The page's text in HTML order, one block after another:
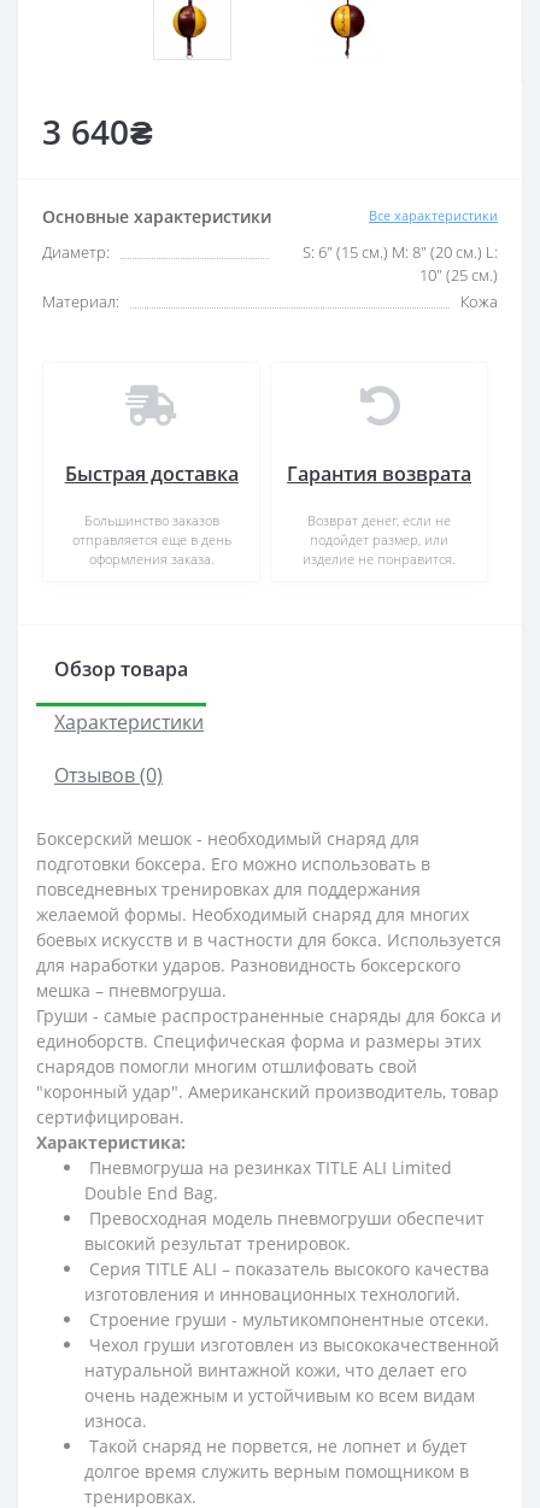
3 640₴
Основные характеристики Все характеристики
Диаметр:
S: 6" (15 см.) M: 8" (20 см.) L:
10" (25 см.)
Материал:
Кожа
Быстрая доставка
Большинство заказов
отправляется еще в день
оформления заказа.
Гарантия возврата
Возврат денег, если не
подойдет размер, или
изделие не понравится.
Обзор товара
Характеристики
Отзывов (0)
Боксерский мешок - необходимый снаряд для
подготовки боксера. Его можно использовать в
повседневных тренировках для поддержания
желаемой формы. Необходимый снаряд для многих
боевых искусств и в частности для бокса. Используется
для наработки ударов. Разновидность боксерского
мешка – пневмогруша.
Груши - самые распространенные снаряды для бокса и
единоборств. Специфическая форма и размеры этих
снарядов помогли многим отшлифовать свой
"коронный удар". Американский производитель, товар
сертифицирован.
Характеристика:
Пневмогруша на резинках TITLE ALI Limited
Double End Bag.
Превосходная модель пневмогруши обеспечит
высокий результат тренировок.
Серия TITLE ALI – показатель высокого качества
изготовления и инновационных технологий.
Строение груши - мультикомпонентные отсеки.
Чехол груши изготовлен из высококачественной
натуральной винтажной кожи, что делает его
очень надежным и устойчивым ко всем видам
износа.
Такой снаряд не порвется, не лопнет и будет
долгое время служить верным помощником в
тренировках.